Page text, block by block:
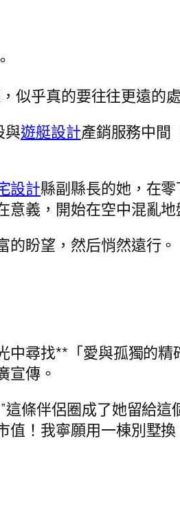
似乎真的要往往更遠的
與遊艇設計產銷服務中間
設計縣副縣長的她，在
義，開始在空中混亂地
盼望，然后悄然遠行。
中尋找**「愛與孤獨的精
宣傳。
條伴侶圈成了她留給
！我寧願用一棟別墅換